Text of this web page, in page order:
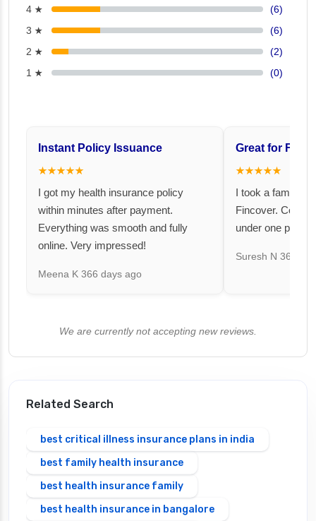
4 ★
(6)
3 ★
(6)
2 ★
(2)
1 ★
(0)
Instant Policy Issuance
★★★★★
I got my health insurance policy
within minutes after payment.
Everything was smooth and fully
online. Very impressed!
Meena K 366 days ago
Great for
★★★★★
I took a family
Fincover.
under one
Suresh N 367
We are currently not accepting new reviews.
Related Search
best critical illness insurance plans in india
best family health insurance
best health insurance family
best health insurance in bangalore